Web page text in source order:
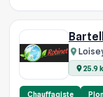
25.9
Chauffagiste